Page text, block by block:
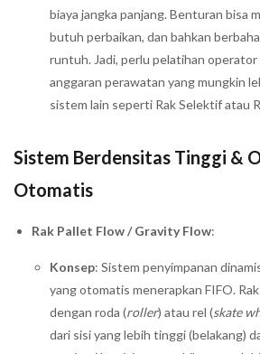
biaya jangka panjang. Benturan bisa
butuh perbaikan, dan bahkan
runtuh. Jadi, perlu pelatihan
anggaran perawatan yang mungkin
sistem lain seperti Rak Selektif atau
Sistem Berdensitas Tinggi &
Otomatis
Rak Pallet Flow / Gravity Flow:
Konsep: Sistem penyimpanan
yang otomatis menerapkan FIFO.
dengan roda (roller) atau rel (skate
dari sisi yang lebih tinggi (belakang)